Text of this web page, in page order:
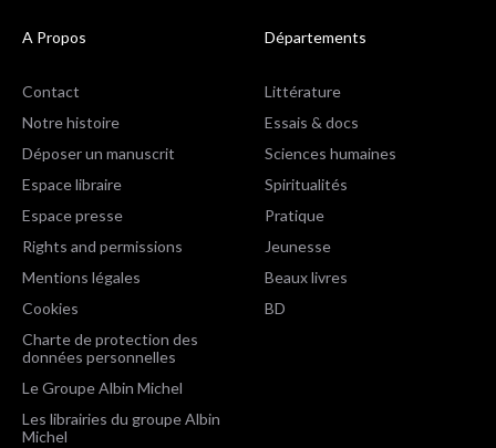
A Propos
Contact
Notre histoire
Déposer un manuscrit
Espace libraire
Espace presse
Rights and permissions
Mentions légales
Cookies
Charte de protection des
données personnelles
Le Groupe Albin Michel
Les librairies du groupe Albin
Michel
Départements
Littérature
Essais & docs
Sciences humaines
Spiritualités
Pratique
Jeunesse
Beaux livres
BD